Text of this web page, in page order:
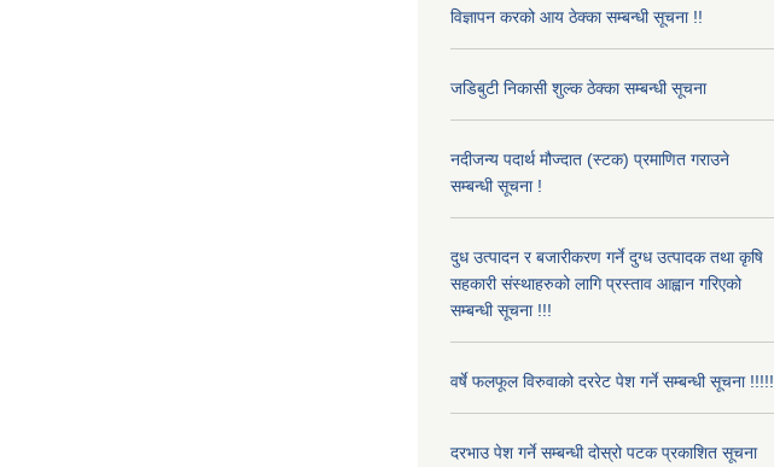
विज्ञापन करको आय ठेक्का सम्बन्धी सूचना !!
जडिबुटी निकासी शुल्क ठेक्का सम्बन्धी सूचना
नदीजन्य पदार्थ मौज्दात (स्टक) प्रमाणित गराउने
सम्बन्धी सूचना !
दुध उत्पादन र बजारीकरण गर्ने दुग्ध उत्पादक तथा कृषि
सहकारी संस्थाहरुको लागि प्रस्ताव आह्वान गरिएको
सम्बन्धी सूचना !!!
वर्षे फलफूल विरुवाको दररेट पेश गर्ने सम्बन्धी सूचना !!!!!
दरभाउ पेश गर्ने सम्बन्धी दोस्रो पटक प्रकाशित सूचना